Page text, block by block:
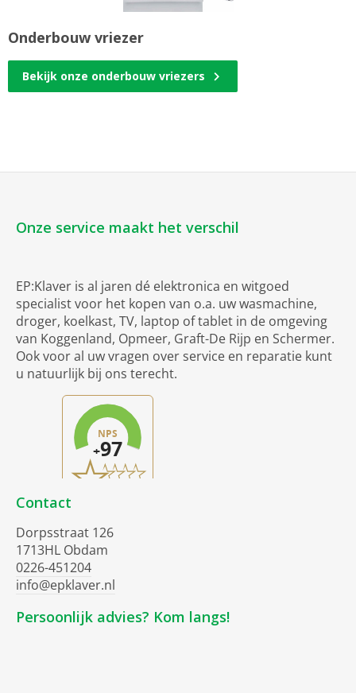
Onderbouw vriezer
Bekijk onze onderbouw vriezers
Onze service maakt het verschil
EP:Klaver is al jaren dé elektronica en witgoed
specialist voor het kopen van o.a. uw wasmachine,
droger, koelkast, TV, laptop of tablet in de omgeving
van Koggenland, Opmeer, Graft-De Rijp en Schermer.
Ook voor al uw vragen over service en reparatie kunt
u natuurlijk bij ons terecht.
Contact
Dorpsstraat 126
1713HL Obdam
0226-451204
info@epklaver.nl
Persoonlijk advies? Kom langs!